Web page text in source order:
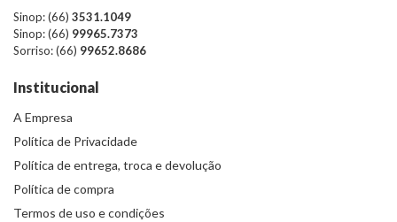
Sinop: (66) 3531.1049
Sinop: (66) 99965.7373
Sorriso: (66) 99652.8686
Institucional
A Empresa
Política de Privacidade
Política de entrega, troca e devolução
Política de compra
Termos de uso e condições